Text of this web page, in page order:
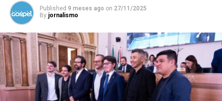
EDITORIAL
ENTREVISTAS
EXPEDIENTE
FINALIZAR COMPRA
Published 9 meses ago on 27/11/2025
By jornalismo